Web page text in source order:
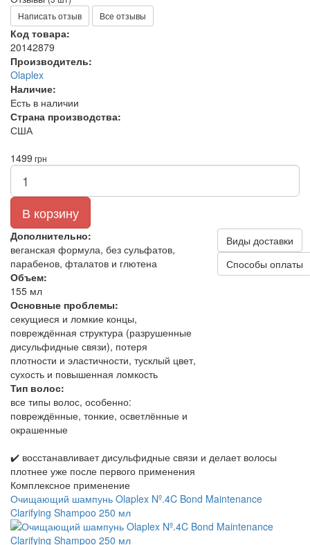
Написать отзыв
Все отзывы
Код товара:
20142879
Производитель:
Olaplex
Наличие:
Есть в наличии
Страна производства:
США
1499 грн
В корзину
Дополнительно:
веганская формула, без сульфатов,
парабенов, фталатов и глютена
Объем:
155 мл
Основные проблемы:
секущиеся и ломкие концы,
повреждённая структура (разрушенные
дисульфидные связи), потеря
плотности и эластичности, тусклый цвет,
сухость и повышенная ломкость
Тип волос:
все типы волос, особенно:
повреждённые, тонкие, осветлённые и
окрашенные
Виды доставки
Способы оплаты
✔️ восстанавливает дисульфидные связи и делает волосы
плотнее уже после первого применения
Комплексное применение
Очищающий шампунь Olaplex Nº.4C Bond Maintenance
Clarifying Shampoo 250 мл